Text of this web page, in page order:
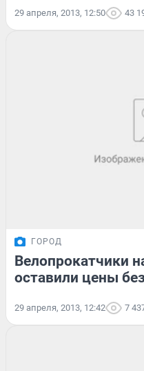
29 апреля, 2013, 12:50 43
ГОРОД
Велопрокатчики
оставили цены
29 апреля, 2013, 12:42 7